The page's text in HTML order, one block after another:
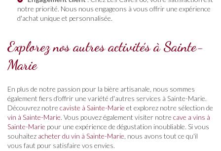
notre priorité. Nous nous engageons à vous offrir une expérience
d'achat unique et personnalisée.
Explorez nos autres activités à Sainte-
Marie
En plus de notre passion pour la bière artisanale, nous sommes
également fiers d'offrir une variété d'autres services à Sainte-Marie.
Découvrez notre caviste à Sainte-Marie et explorez notre sélection de
vin à Sainte-Marie. Vous pouvez également visiter notre cave a vins à
Sainte-Marie pour une expérience de dégustation inoubliable. Si vous
souhaitez acheter du vin à Sainte-Marie , nous avons tout ce qu'il
vous faut pour satisfaire vos envies.